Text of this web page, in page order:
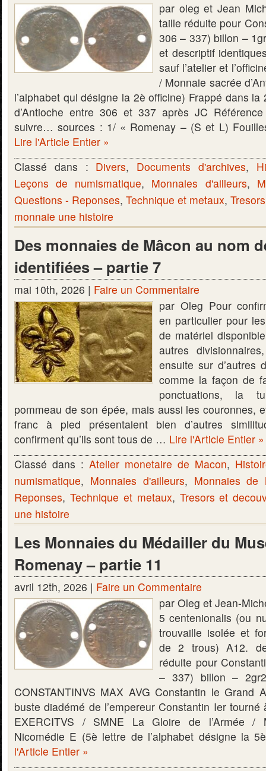
par oleg et Jean
taille réduite pour
306 – 337) billon –
et descriptif
sauf l’atelier et
/ Monnaie sacrée
l’alphabet qui désigne la 2è officine) Frappé dans la
d’Antioche entre 306 et 337 après JC
suivre… sources : 1/ « Romenay – (S et L)
Lire l'Article Entier »
Classé dans : Divers, Documents d'archives,
Leçons de numismatique, Monnaies d'ailleurs,
Questions - Reponses, Technique et metaux,
monnaie une histoire
Des monnaies de Mâcon au nom
identifiées – partie 7
mai 10th, 2026 | Faire un Commentaire
par Oleg Pour
en particulier pour
de matériel
autres
ensuite sur d’autres
comme la façon de
ponctuations, la
pommeau de son épée, mais aussi les couronnes,
franc à pied présentaient bien d’autres
confirment qu’ils sont tous de … Lire l'Article Entier »
Classé dans : Atelier monetaire de Macon,
numismatique, Monnaies d'ailleurs, Monnaies de
Reponses, Technique et metaux, Tresors et
une histoire
Les Monnaies du Médailler du
Romenay – partie 11
avril 12th, 2026 | Faire un Commentaire
par Oleg et Jean-
5 centenionalis (ou
trouvaille isolée et
de 2 trous) A12.
réduite pour
– 337) billon –
CONSTANTINVS MAX AVG Constantin le Grand
buste diadémé de l’empereur Constantin Ier
EXERCITVS / SMNE La Gloire de l’Armée /
Nicomédie E (5è lettre de l’alphabet désigne la
l'Article Entier »